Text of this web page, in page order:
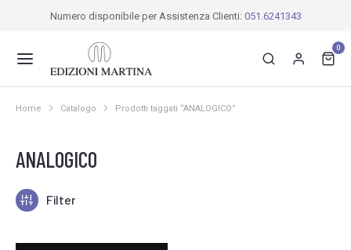
Numero disponibile per Assistenza Clienti: 051.6241343
0
ANALOGICO
Filter
Tu sei qui:
Home Catalogo Prodotti taggati “ANALOGICO”